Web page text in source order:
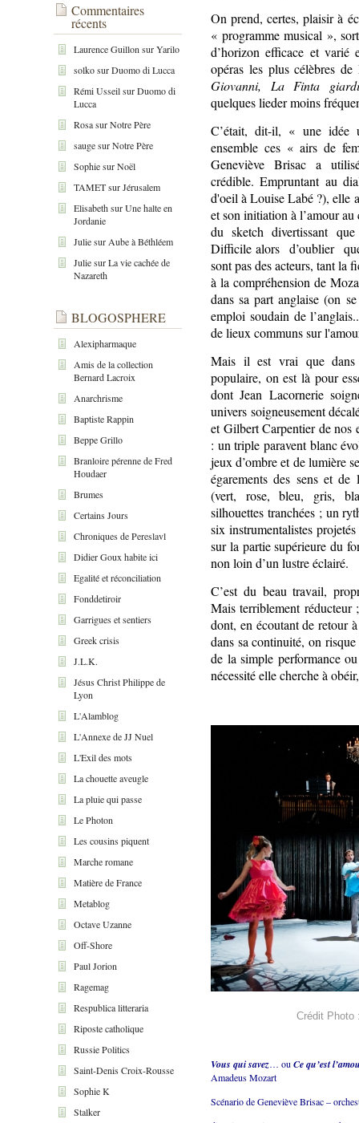
Commentaires
récents
Laurence Guillon surYarilo
solkosurDuomo di Lucca
Rémi UsseilsurDuomo di
Lucca
RosasurNotre Père
saugesurNotre Père
SophiesurNoël
TAMETsurJérusalem
ElisabethsurUne halte en
Jordanie
Juliesur Aube à Béthléem
JuliesurLa vie cachée de
Nazareth
BLOGOSPHERE
Alexipharmaque
Amis de la collection
Bernard Lacroix
Anarchrisme
Baptiste Rappin
Beppe Grillo
Branloire pérenne de Fred
Houdaer
Brumes
Certains Jours
Chroniques de Pereslavl
Didier Goux habite ici
Egalité et réconciliation
Fonddetiroir
Garrigues et sentiers
Greek crisis
J.L.K.
Jésus Christ Philippe de
Lyon
L'Alamblog
L'Annexe de JJ Nuel
L'Exil des mots
La chouette aveugle
La pluie qui passe
Le Photon
Les cousins piquent
Marche romane
Matière de France
Metablog
Octave Uzanne
Off-Shore
Paul Jorion
Ragemag
Respublica litteraria
Riposte catholique
Russie Politics
Saint-Denis Croix-Rousse
Sophie K
Stalker
On prend, certes, plaisir à
« programme musical »,
d’horizon efficace et varié
opéras les plus célèbres
Giovanni, La Finta
quelques lieder moins
C’était, dit-il, « une
ensemble ces « airs de
Geneviève Brisac a
crédible. Empruntant au
d'oeil à Louise Labé ?), elle
et son initiation à l’amour
du sketch divertissant
Difficile alors d’oublier
sont pas des acteurs, tant la
à la compréhension de
dans sa part anglaise (on
emploi soudain de
de lieux communs sur
Mais il est vrai que dans
populaire, on est là pour
dont Jean Lacornerie
univers soigneusement
et Gilbert Carpentier de nos
: un triple paravent blanc
jeux d’ombre et de lumière
égarements des sens et
(vert, rose, bleu, gris,
silhouettes tranchées ; un
six instrumentalistes
sur la partie supérieure du
non loin d’un lustre éclairé.
C’est du beau travail,
Mais terriblement réducteur
dont, en écoutant de retour
dans sa continuité, on
de la simple performance
nécessité elle cherche à
Crédit Photo
Vous qui savez… ou Ce qu’est
Amadeus Mozart
Scénario de Geneviève Brisac –